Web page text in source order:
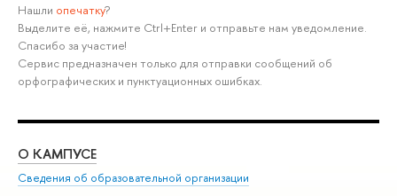
Нашли опечатку?
Выделите её, нажмите Ctrl+Enter и отправьте нам уведомление.
Спасибо за участие!
Сервис предназначен только для отправки сообщений об
орфографических и пунктуационных ошибках.
О КАМПУСЕ
Сведения об образовательной организации